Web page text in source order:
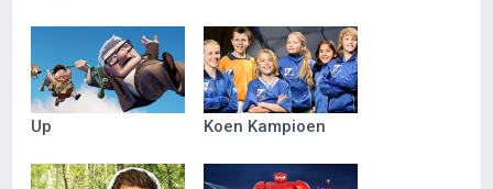
Up Koen Kampioen